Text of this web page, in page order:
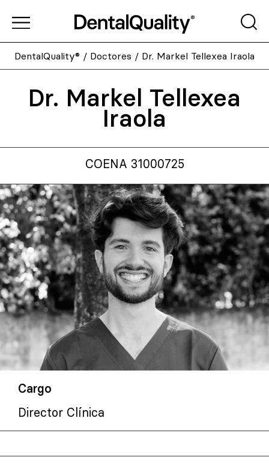
DentalQuality® / Doctores / Dr. Markel Tellexea Iraola
Dr. Markel Tellexea
Iraola
COENA 31000725
Cargo
Director Clínica